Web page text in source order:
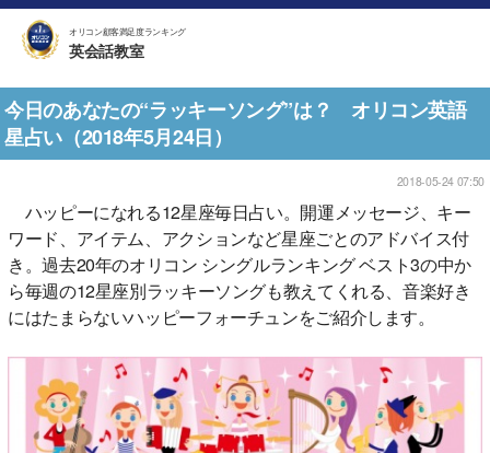
オリコン顧客満足度ランキング
英会話教室
今日のあなたの“ラッキーソング”は？ オリコン英語
星占い（2018年5月24日）
2018-05-24 07:50
ハッピーになれる12星座毎日占い。開運メッセージ、キー
ワード、アイテム、アクションなど星座ごとのアドバイス付
き。過去20年のオリコン シングルランキング ベスト3の中か
ら毎週の12星座別ラッキーソングも教えてくれる、音楽好き
にはたまらないハッピーフォーチュンをご紹介します。